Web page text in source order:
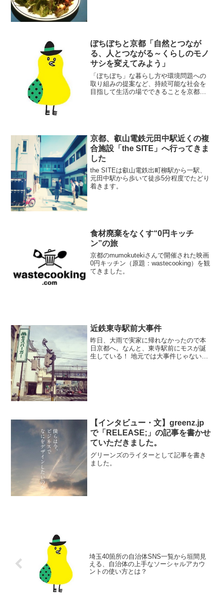
ぼちぼちと京都「自然とつなが
る、人とつながる～くらしのモノ
サシを変えてみよう」
「ぼちぼち」な暮らし方や環境問題への
取り組みの提案など、持続可能な社会を
目指して生活の場でできることを京都へ
京都、叡山電鉄元田中駅近くの複
合施設「the SITE」へ行ってきま
した
the SITEは叡山電鉄出町柳駅から一駅、
元田中駅から歩いて徒歩5分程度でたどり
着きます。
食材廃棄をなくす“0円キッチ
ン”の旅
京都のmumokutekiさんで開催された映画
0円キッチン（原題：wastecooking）を観
てきました。
近鉄東寺駅前大事件
昨日、大雨で実家に帰れなかったので本
日京都へ。なんと、東寺駅前にモスが誕
生している！ 地元では大事件じゃないで
【インタビュー・文】greenz.jp
で「RELEASE;」の記事を書かせ
ていただきました。
グリーンズのライターとして記事を書き
ました。
埼玉40箇所の自治体SNS一覧から垣間見
える、自治体の上手なソーシャルアカウ
ントの使い方とは？